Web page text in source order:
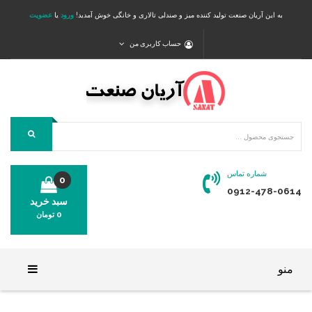
به این آریان صنعت تولید کننده میز و صندلی تالاری و خانگی خوش آمدید! ورود یا عضویت
حساب کاربری من
شماره تماس
0912-478-0614
سبد خرید
0
0 تومان
منو